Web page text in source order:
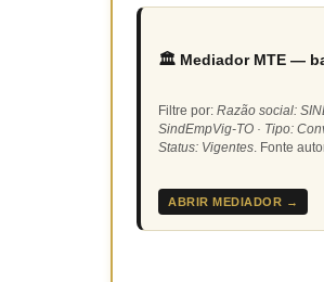
🏛️ Mediador MTE —
Filtre por: Razão social:
SindEmpVig-TO · Tipo:
Status: Vigentes. Fonte
ABRIR MEDIADOR →